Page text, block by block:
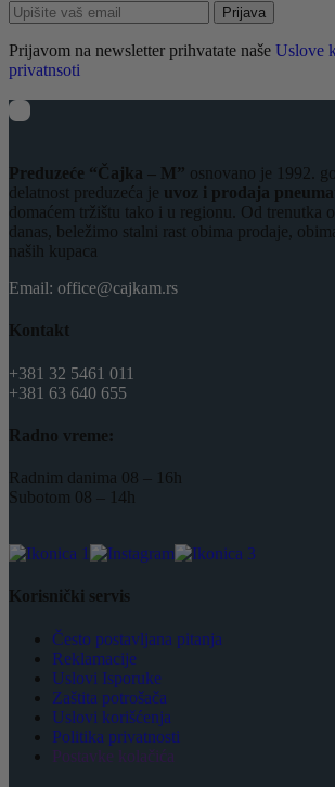
Prijava
Prijavom na newsletter prihvatate naše Uslove
privatnsoti
Preduzeće “Čajka – M” osnovano je 1992.
delatnost preduzeća je uvoz i prodaja
domaćem tržištu tako i u regionu. Od trenutka
danas, beležimo stalni rast obima prodaje,
naših kupaca
Email: office@cajkam.rs
Kontakt
+381 32 5461 011
+381 63 640 655
Radno vreme:
Radnim danima 08 – 16h
Subotom 08 – 14h
Korisnički servis
Često postavljana pitanja
Reklamacije
Uslovi Isporuke
Zaštita potrošača
Uslovi korišćenja
Politika privatnosti
Postavke kolačića